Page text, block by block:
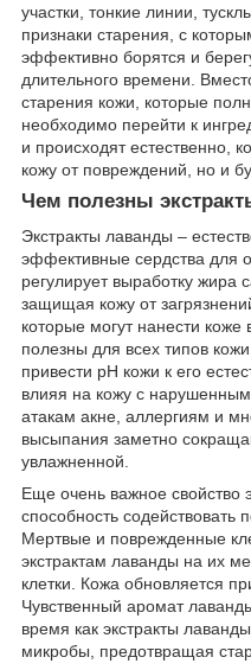
участки, тонкие линии,
признаки старения, с
эффективно борятся и
длительного времени.
старения кожи, которые
необходимо перейти к
и происходят естественно,
кожу от повреждений, но и
Чем полезны
Экстракты лаванды –
эффективные сердства для
регулирует выработку
защищая кожу от
которые могут нанести
полезны для всех типов
привести рН кожи к его
влияя на кожу с
атакам акне, аллергиям и
высыпания заметно
увлажненной.
Еще очень важное свойство
способность содействовать
Мертвые и поврежденные
экстрактам лаванды на их
клетки. Кожа обновляется
Чувственный аромат
время как экстракты
микробы, предотвращая